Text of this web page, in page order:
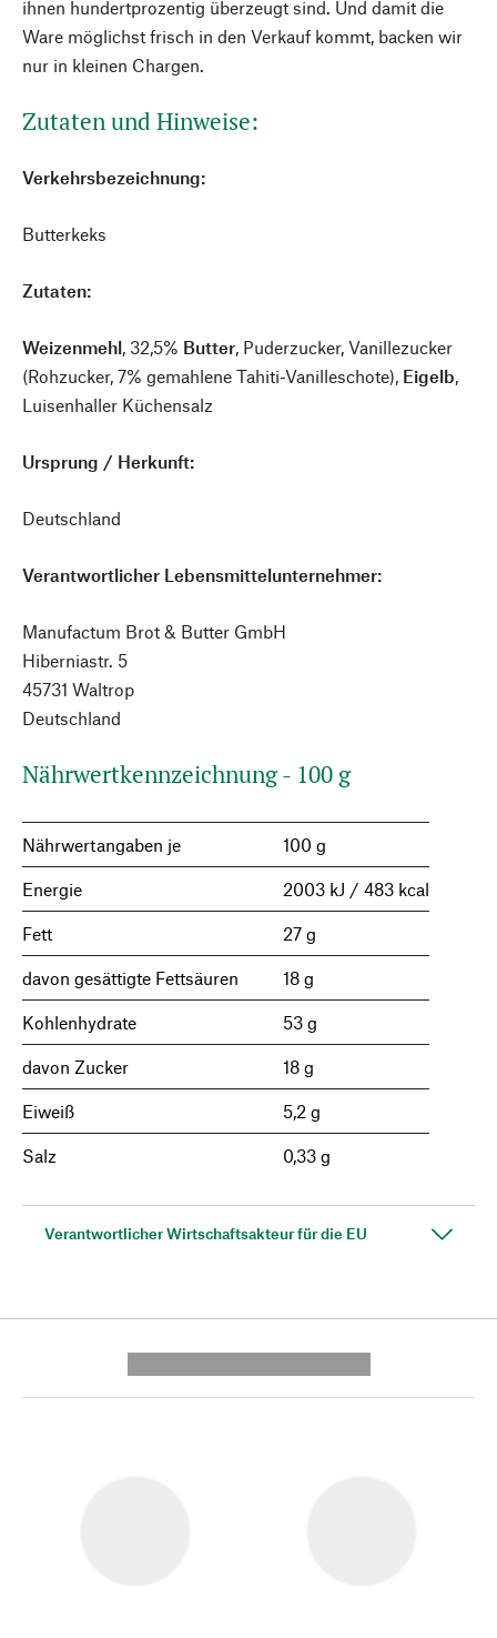
ihnen hundertprozentig überzeugt sind. Und damit die
Ware möglichst frisch in den Verkauf kommt, backen wir
nur in kleinen Chargen.
Zutaten und Hinweise:
Verkehrsbezeichnung:
Butterkeks
Zutaten:
Weizenmehl, 32,5% Butter, Puderzucker, Vanillezucker
(Rohzucker, 7% gemahlene Tahiti-Vanilleschote), Eigelb,
Luisenhaller Küchensalz
Ursprung / Herkunft:
Deutschland
Verantwortlicher Lebensmittelunternehmer:
Manufactum Brot & Butter GmbH
Hiberniastr. 5
45731 Waltrop
Deutschland
Nährwertkennzeichnung - 100 g
Nährwertangaben je 100 g
Energie 2003 kJ / 483 kcal
Fett 27 g
davon gesättigte Fettsäuren 18 g
Kohlenhydrate 53 g
davon Zucker 18 g
Eiweiß 5,2 g
Salz 0,33 g
Verantwortlicher Wirtschaftsakteur für die EU